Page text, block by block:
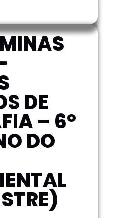
DE
– 6º
DO